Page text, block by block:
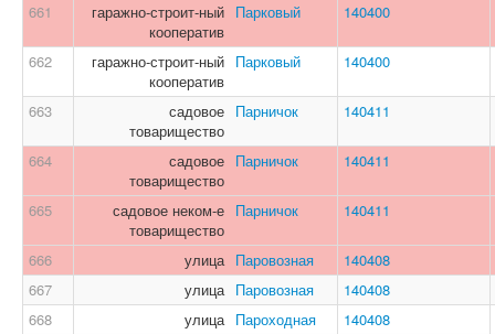
661
гаражно-строит-ный
кооператив
Парковый 140400
662
гаражно-строит-ный
кооператив
Парковый 140400
663
садовое
товарищество
Парничок 140411
664
садовое
товарищество
Парничок 140411
665
садовое неком-е
товарищество
Парничок 140411
666 улица Паровозная
140408
667
улица Паровозная
140408
668
улица Пароходная
140408